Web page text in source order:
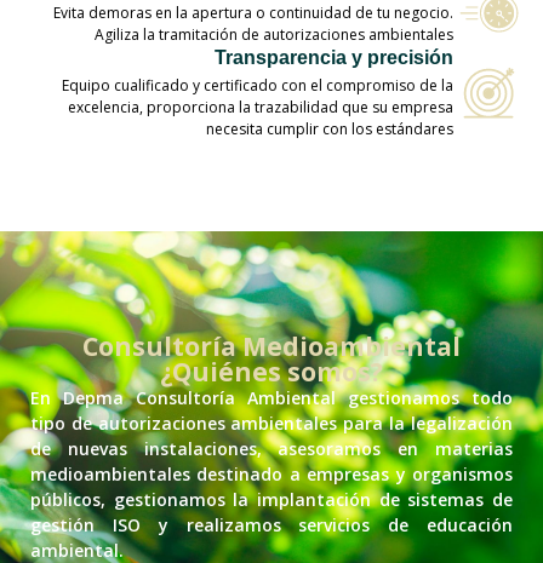
Evita demoras en la apertura o continuidad de tu negocio.
Agiliza la tramitación de autorizaciones ambientales
Transparencia y precisión
Equipo cualificado y certificado con el compromiso de la
excelencia, proporciona la trazabilidad que su empresa
necesita cumplir con los estándares
Consultoría Medioambiental
¿Quiénes somos?
En Depma Consultoría Ambiental gestionamos todo
tipo de autorizaciones ambientales para la legalización
de nuevas instalaciones, asesoramos en materias
medioambientales destinado a empresas y organismos
públicos, gestionamos la implantación de sistemas de
gestión ISO y realizamos servicios de educación
ambiental.